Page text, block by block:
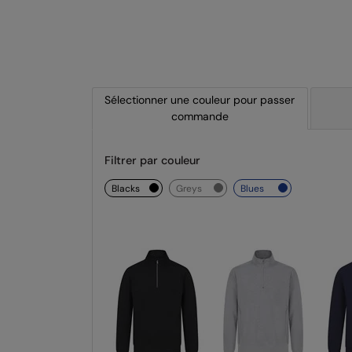
Sélectionner une couleur pour passer
commande
Filtrer par couleur
blacks greys blues